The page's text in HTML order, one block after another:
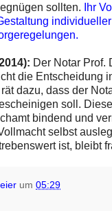
sollten.
Ihr
Der Notar Prof.
die Entscheidung
dazu, dass der
soll.
bindend und
selbst
ist, bleibt
um 05:29